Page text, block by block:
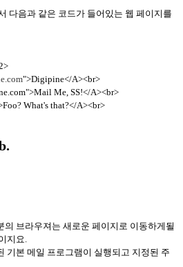
다음과 같은 코드가 들어있는 웹 페이지를
">Digipine</A><br>
Me, SS!</A><br>
What's that?</A><br>
의 브라우져는 새로운 페이지로 이동하게될
지요.
기본 메일 프로그램이 실행되고 지정된 주